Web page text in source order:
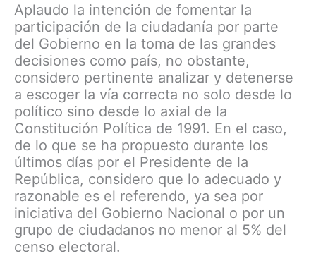
Aplaudo la intención de fomentar la
participación de la ciudadanía por parte
del Gobierno en la toma de las grandes
decisiones como país, no obstante,
considero pertinente analizar y detenerse
a escoger la vía correcta no solo desde lo
político sino desde lo axial de la
Constitución Política de 1991. En el caso,
de lo que se ha propuesto durante los
últimos días por el Presidente de la
República, considero que lo adecuado y
razonable es el referendo, ya sea por
iniciativa del Gobierno Nacional o por un
grupo de ciudadanos no menor al 5% del
censo electoral.